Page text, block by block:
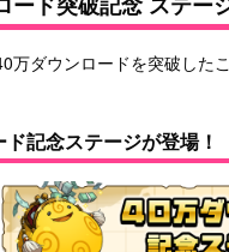
万ダウンロードを突破し
記念ステージが登場！